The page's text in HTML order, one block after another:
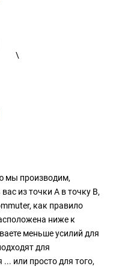
\
мы производим,
из точки A в точку B,
как правило
ниже к
меньше усилий для
для
или просто для того,